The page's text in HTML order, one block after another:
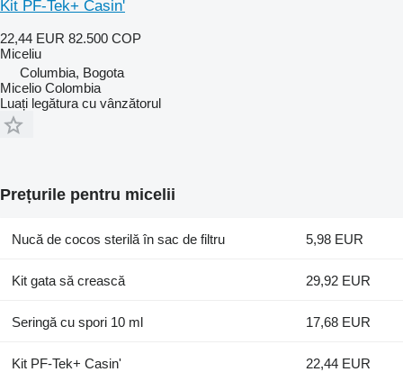
Kit PF-Tek+ Casin'
22,44 EUR 82.500 COP
Miceliu
Columbia, Bogota
Micelio Colombia
Luați legătura cu vânzătorul
Prețurile pentru micelii
Nucă de cocos sterilă în sac de filtru 5,98 EUR
Kit gata să crească 29,92 EUR
Seringă cu spori 10 ml 17,68 EUR
Kit PF-Tek+ Casin' 22,44 EUR